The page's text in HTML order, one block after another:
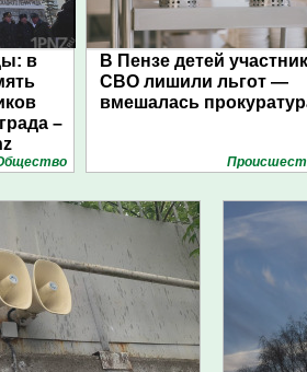
в
–
В Пензе детей
СВО лишили льгот —
вмешалась